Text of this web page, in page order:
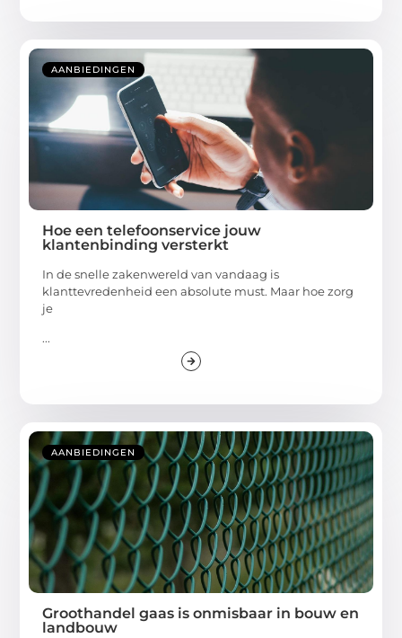
AANBIEDINGEN
Hoe een telefoonservice jouw
klantenbinding versterkt
In de snelle zakenwereld van vandaag is
klanttevredenheid een absolute must. Maar hoe zorg
je
...
AANBIEDINGEN
Groothandel gaas is onmisbaar in bouw en
landbouw